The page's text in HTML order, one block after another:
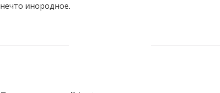
нечто инородное.